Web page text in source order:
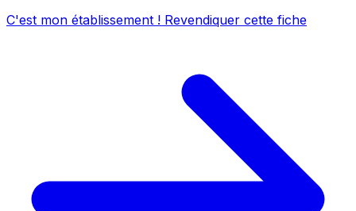
C'est mon établissement ! Revendiquer cette fiche